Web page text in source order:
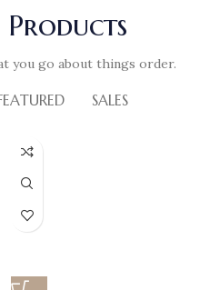
Products
you go about things order.
SALES